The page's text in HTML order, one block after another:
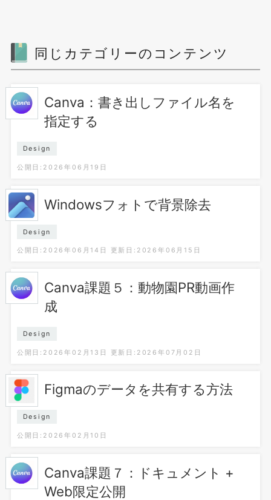
同じカテゴリーのコンテンツ
Canva：書き出しファイル名を
指定する
Design
公開日:2026年06月19日
Windowsフォトで背景除去
Design
公開日:2026年06月14日 更新日:2026年06月15日
Canva課題５：動物園PR動画作
成
Design
公開日:2026年02月13日 更新日:2026年07月02日
Figmaのデータを共有する方法
Design
公開日:2026年02月10日
Canva課題７：ドキュメント +
Web限定公開